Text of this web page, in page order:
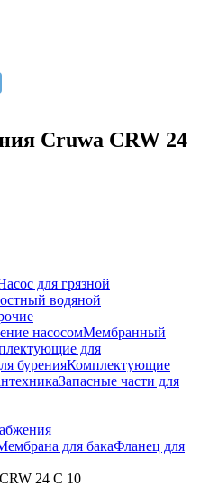
Cruwa CRW 24
для грязной
водяной
насосомМембранный
для
буренияКомплектующие
Запасные части для
для бакаФланец для
24 C 10